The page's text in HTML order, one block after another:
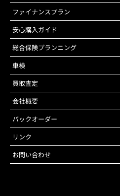
ファイナンスプラン
安心購入ガイド
総合保険プランニング
車検
買取査定
会社概要
バックオーダー
リンク
お問い合わせ